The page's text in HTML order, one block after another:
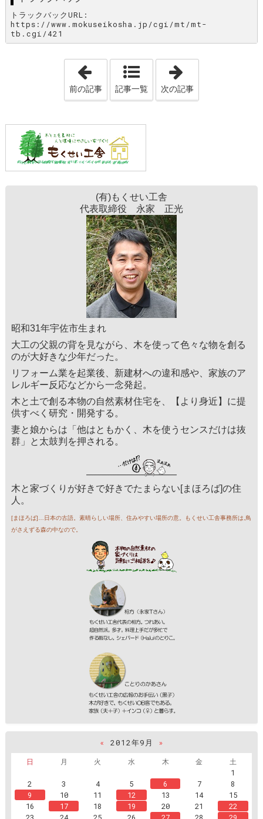
トラックバックURL:
https://www.mokuseikosha.jp/cgi/mt/mt-
tb.cgi/421
「ドジ×2＋ありえん！＝感謝！！」
前の記事 記事一覧 次の記事
(有)もくせい工舎
代表取締役 永家 正光
昭和31年宇佐市生まれ
大工の父親の背を見ながら、木を使って色々な物を創る
のが大好きな少年だった。
リフォーム業を起業後、新建材への違和感や、家族のア
レルギー反応などから一念発起。
木と土で創る本物の自然素材住宅を、【より身近】に提
供すべく研究・開発する。
妻と娘からは「他はともかく、木を使うセンスだけは抜
群」と太鼓判を押される。
木と家づくりが好きで好きでたまらない[まほろば]の住
人。
[まほろば]…日本の古語。素晴らしい場所、住みやすい場所の意。もくせい工舎事務所は,鳥
がさえずる森の中なので。
« 2012年9月
»
日
月 火 水 木 金
土
1
2
3 4 5 6 7
8
9
10 11 12 13 14
15
16
17 18 19 20 21
22